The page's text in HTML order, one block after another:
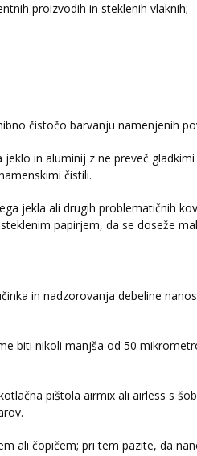
proizvodih in steklenih vlaknih;
čistočo barvanju namenjenih
in aluminij z ne preveč
čistili.
jekla ali drugih problematičnih
papirjem, da se doseže
in nadzorovanja debeline
biti nikoli manjša od 50
pištola airmix ali airless s
ali čopičem; pri tem pazite, da